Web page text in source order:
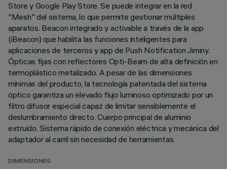
Store y Google Play Store. Se puede integrar en la red
"Mesh" del sistema, lo que permite gestionar múltiples
aparatos. Beacon integrado y activable a través de la app
(iBeacon) que habilita las funciones inteligentes para
aplicaciones de terceros y app de Push Notification Jiminy.
Ópticas fijas con reflectores Opti-Beam de alta definición en
termoplástico metalizado. A pesar de las dimensiones
mínimas del producto, la tecnología patentada del sistema
óptico garantiza un elevado flujo luminoso optimizado por un
filtro difusor especial capaz de limitar sensiblemente el
deslumbramiento directo. Cuerpo principal de aluminio
extruido. Sistema rápido de conexión eléctrica y mecánica del
adaptador al carril sin necesidad de herramientas.
DIMENSIONES